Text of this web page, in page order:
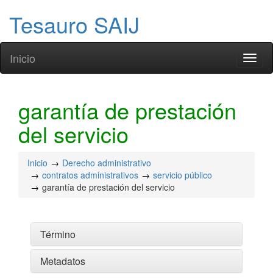
Tesauro SAIJ
Inicio
garantía de prestación
del servicio
Inicio
Derecho administrativo
contratos administrativos
servicio público
garantía de prestación del servicio
Término
Metadatos